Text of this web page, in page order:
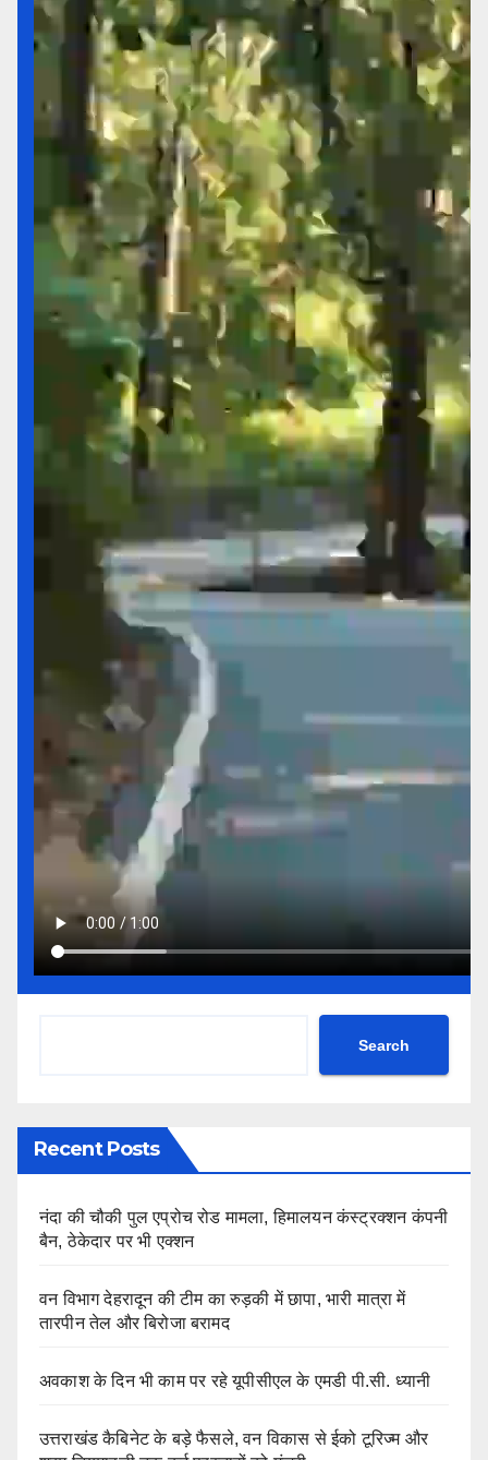
Search
Recent Posts
नंदा की चौकी पुल एप्रोच रोड मामला, हिमालयन कंस्ट्रक्शन कंपनी
बैन, ठेकेदार पर भी एक्शन
वन विभाग देहरादून की टीम का रुड़की में छापा, भारी मात्रा में
तारपीन तेल और बिरोजा बरामद
अवकाश के दिन भी काम पर रहे यूपीसीएल के एमडी पी.सी. ध्यानी
उत्तराखंड कैबिनेट के बड़े फैसले, वन विकास से ईको टूरिज्म और